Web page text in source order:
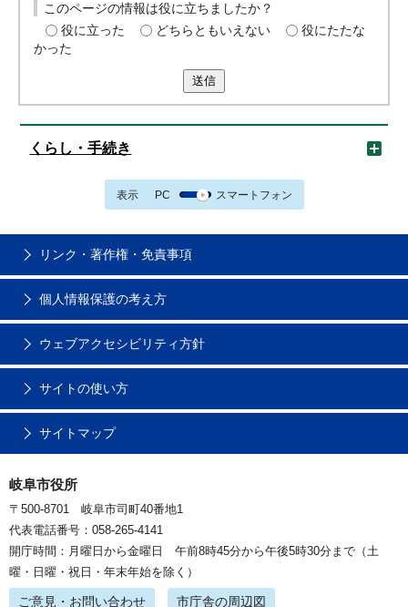
このページの情報は役に立ちましたか？
役に立った
どちらともいえない
役にたたな
かった
送信
くらし・手続き
表示 PC スマートフォン
リンク・著作権・免責事項
個人情報保護の考え方
ウェブアクセシビリティ方針
サイトの使い方
サイトマップ
岐阜市役所
〒500-8701 岐阜市司町40番地1
代表電話番号：058-265-4141
開庁時間：月曜日から金曜日 午前8時45分から午後5時30分まで（土
曜・日曜・祝日・年末年始を除く）
ご意見・お問い合わせ 市庁舎の周辺図